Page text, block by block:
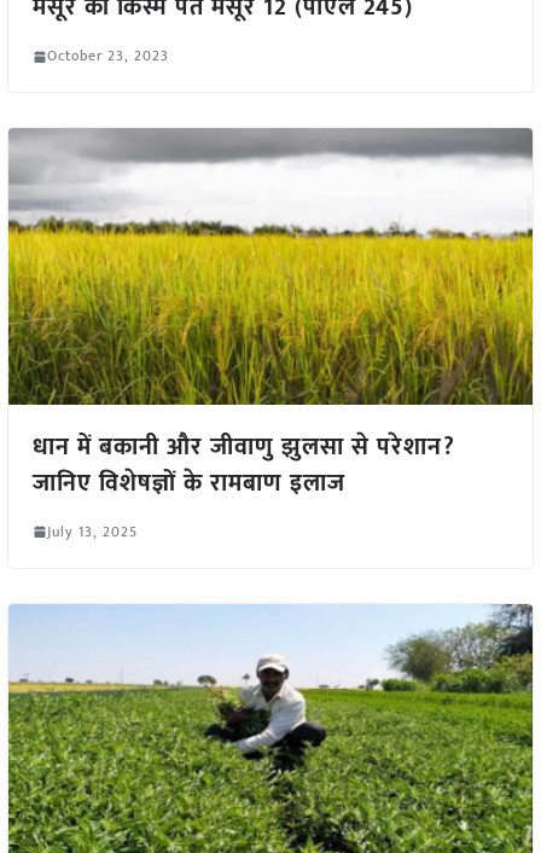
October 23, 2023
धान में बकानी और जीवाणु झुलसा से परेशान?
जानिए विशेषज्ञों के रामबाण इलाज
July 13, 2025